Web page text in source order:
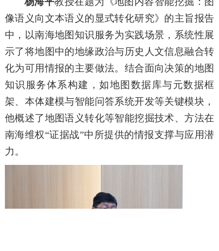
像语义向文本语义的显式转化研究》的主旨报告
中，以南海地图知识服务为实践场景，系统性展
示了将地图中的地缘政治与历史人文信息融合转
化为可用情报的主要做法。结合面向决策的地图
知识服务体系构建，如地图数据库与元数据框
架、本体建模与智能问答系统开发等关键模块，
他概述了地图语义转化等智能挖掘技术、方法在
南海维权“证据战”中所提供的情报支撑与应用潜
力。